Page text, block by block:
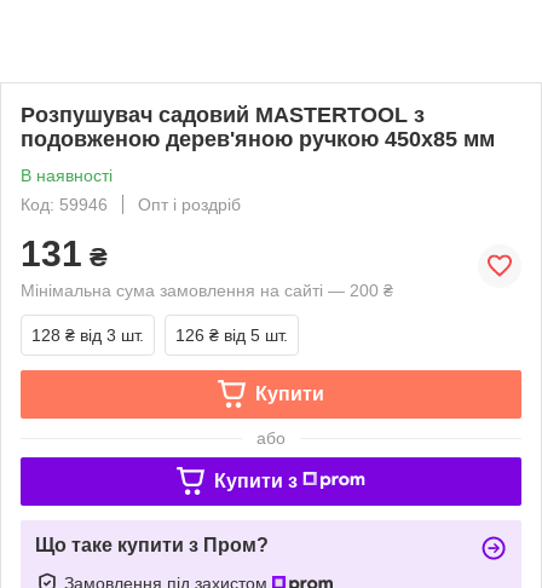
Розпушувач садовий MASTERTOOL з
подовженою дерев'яною ручкою 450х85 мм
В наявності
Код: 59946
Опт і роздріб
131 ₴
Мінімальна сума замовлення на сайті — 200 ₴
128 ₴ від 3 шт. 126 ₴ від 5 шт.
Купити
або
Купити з
Що таке купити з Пром?
Замовлення під захистом